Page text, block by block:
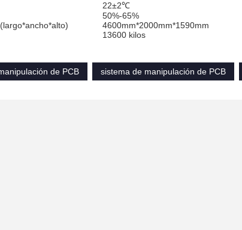
22±2℃
50%-65%
4600mm*2000mm*1590mm
13600 kilos
de PCB
sistema de manipulación de PCB